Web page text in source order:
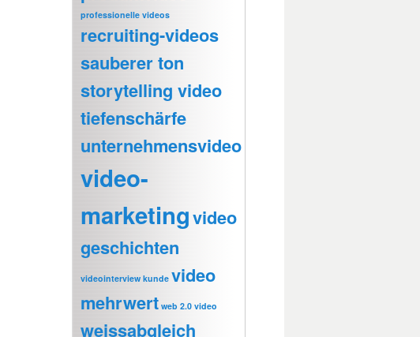
professionelle videos
recruiting-videos
sauberer ton
storytelling video
tiefenschärfe
unternehmensvideo
video-
marketingvideo
geschichten
videointerview kunde video
mehrwert web 2.0 video
weissabgleich